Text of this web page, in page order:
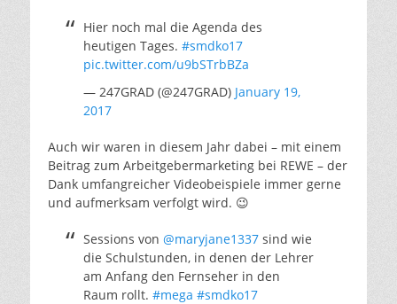
Hier noch mal die Agenda des
heutigen Tages. #smdko17
pic.twitter.com/u9bSTrbBZa
— 247GRAD (@247GRAD) January 19,
2017
Auch wir waren in diesem Jahr dabei – mit einem
Beitrag zum Arbeitgebermarketing bei REWE – der
Dank umfangreicher Videobeispiele immer gerne
und aufmerksam verfolgt wird. 😉
Sessions von @maryjane1337 sind wie
die Schulstunden, in denen der Lehrer
am Anfang den Fernseher in den
Raum rollt. #mega #smdko17